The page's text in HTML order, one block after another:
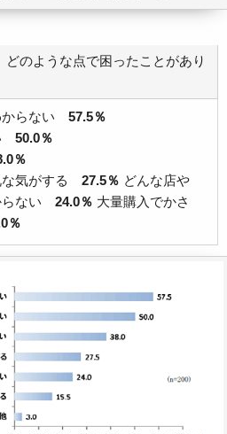
のような点で困ったことがあり
からない 57.5％
50.0％
％
な気がする 27.5％ どんな店や
らない 24.0％ 大量購入でかさ
％